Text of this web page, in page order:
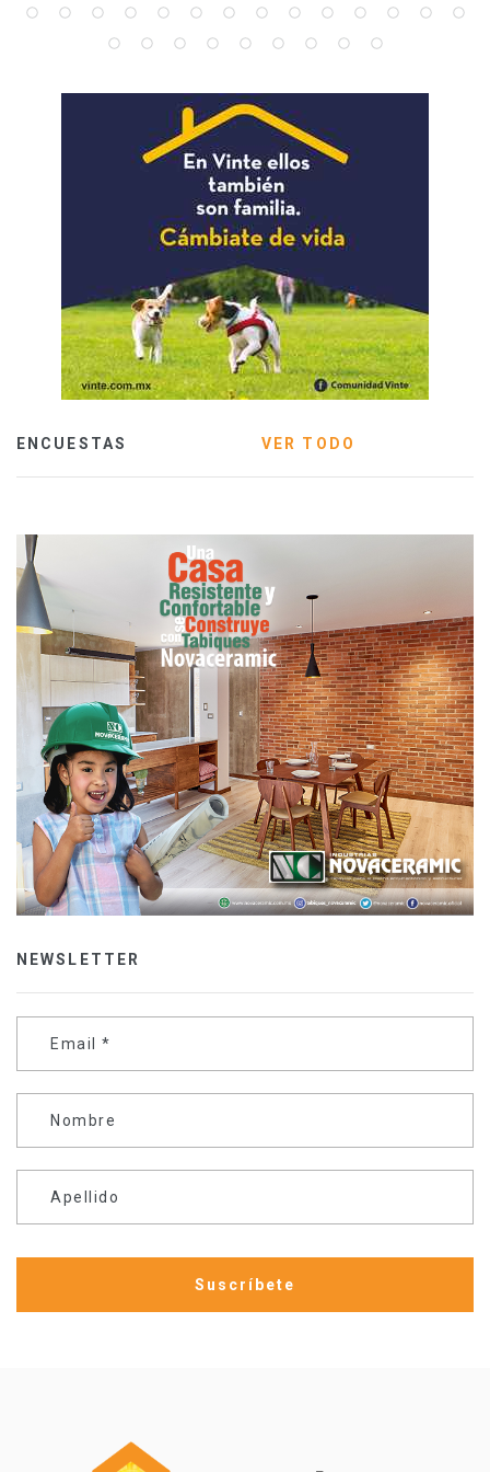
ENCUESTAS VER TODO
NEWSLETTER
Email *
Nombre
Apellido